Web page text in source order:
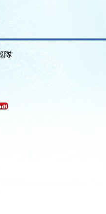
隊